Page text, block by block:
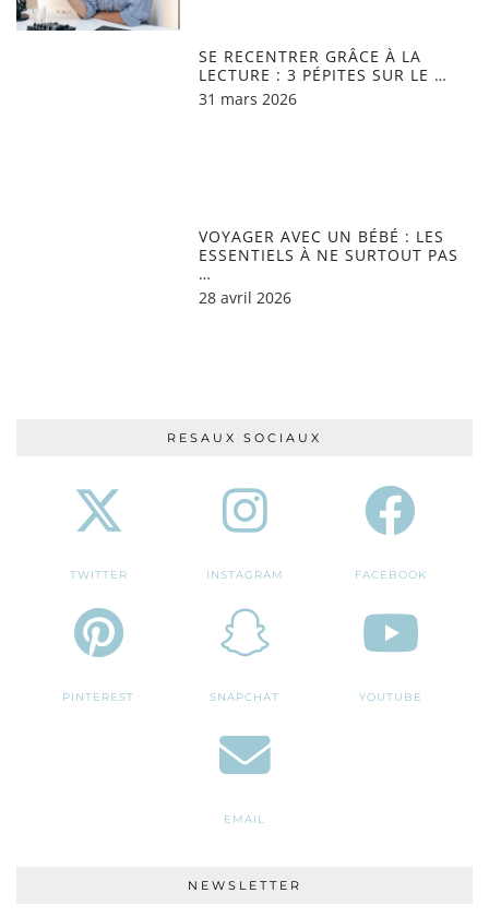
SE RECENTRER GRÂCE À LA
LECTURE : 3 PÉPITES SUR LE …
31 mars 2026
VOYAGER AVEC UN BÉBÉ : LES
ESSENTIELS À NE SURTOUT PAS
…
28 avril 2026
RESAUX SOCIAUX
TWITTER INSTAGRAM FACEBOOK
PINTEREST SNAPCHAT YOUTUBE
EMAIL
NEWSLETTER